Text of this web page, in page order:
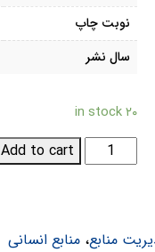
نوبت چاپ
سال نشر
۲۰ in stock
مدیریت
منابع
رهنمودهای
Add to cart
منابع، منابع انسانی